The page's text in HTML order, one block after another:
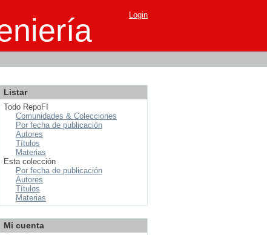
Login
Listar
Todo RepoFI
Comunidades & Colecciones
Por fecha de publicación
Autores
Títulos
Materias
Esta colección
Por fecha de publicación
Autores
Títulos
Materias
Mi cuenta